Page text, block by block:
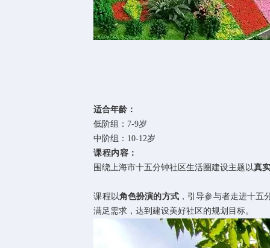
适合年龄：
低阶组：7-9岁
中阶组：10-12岁
课程内容：
围绕上海市十五分钟社区生活圈建设主题以真
课程以角色扮演的方式，引导参与者走进十五
满足需求，达到建设美好社区的规划目标。